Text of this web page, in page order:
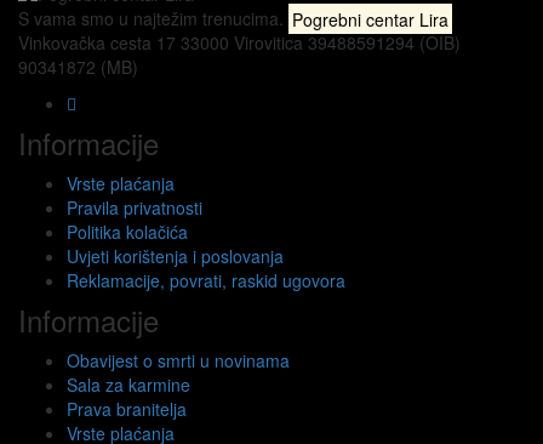
S vama smo u najtežim trenucima. Pogrebni centar Lira
Vinkovačka cesta 17 33000 Virovitica 39488591294 (OIB)
90341872 (MB)
Informacije
Vrste plaćanja
Pravila privatnosti
Politika kolačića
Uvjeti korištenja i poslovanja
Reklamacije, povrati, raskid ugovora
Informacije
Obavijest o smrti u novinama
Sala za karmine
Prava branitelja
Vrste plaćanja